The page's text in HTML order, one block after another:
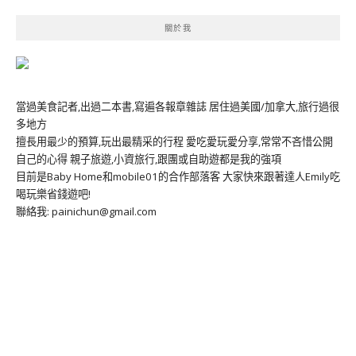
關於我
當過美食記者,出過二本書,寫遍各報章雜誌 居住過美國/加拿大,旅行過很
多地方
擅長用最少的預算,玩出最精采的行程 愛吃愛玩愛分享,常常不吝惜公開
自己的心得 親子旅遊,小資旅行,跟團或自助遊都是我的強項
目前是Baby Home和mobile01的合作部落客 大家快來跟著達人Emily吃
喝玩樂省錢遊吧!
聯絡我: painichun@gmail.com